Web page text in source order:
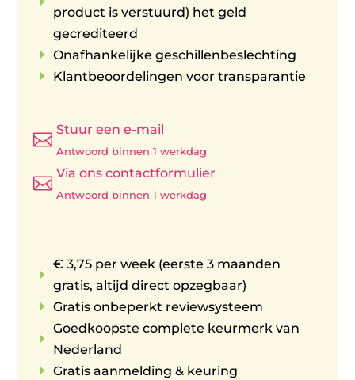
product is verstuurd) het geld
gecrediteerd
E Onafhankelijke geschillenbeslechting
E Klantbeoordelingen voor transparantie

Stuur een e-mail
Antwoord binnen 1 werkdag

Via ons contactformulier
Antwoord binnen 1 werkdag
E
€ 3,75 per week (eerste 3 maanden
gratis, altijd direct opzegbaar)
E Gratis onbeperkt reviewsysteem
E
Goedkoopste complete keurmerk van
Nederland
E Gratis aanmelding & keuring